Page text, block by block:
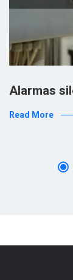
Alarmas
Read More